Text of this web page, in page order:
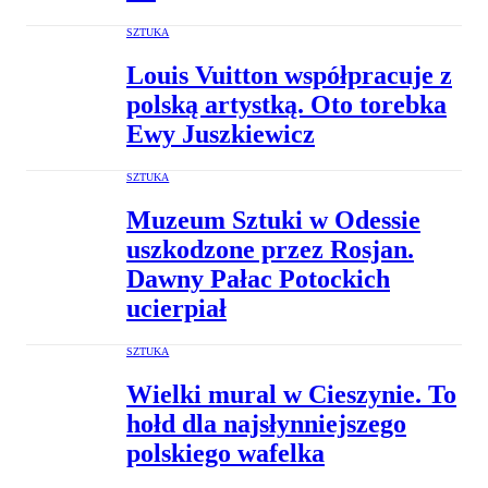
SZTUKA
Louis Vuitton współpracuje z
polską artystką. Oto torebka
Ewy Juszkiewicz
SZTUKA
Muzeum Sztuki w Odessie
uszkodzone przez Rosjan.
Dawny Pałac Potockich
ucierpiał
SZTUKA
Wielki mural w Cieszynie. To
hołd dla najsłynniejszego
polskiego wafelka